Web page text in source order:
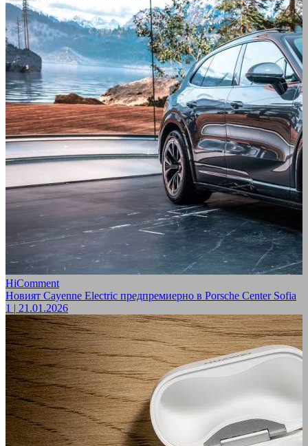
HiComment
Новият Cayenne Electric предпремиерно в Porsche Center Sofia
1 | 21.01.2026